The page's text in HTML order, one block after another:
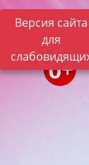
Версия сайта
для